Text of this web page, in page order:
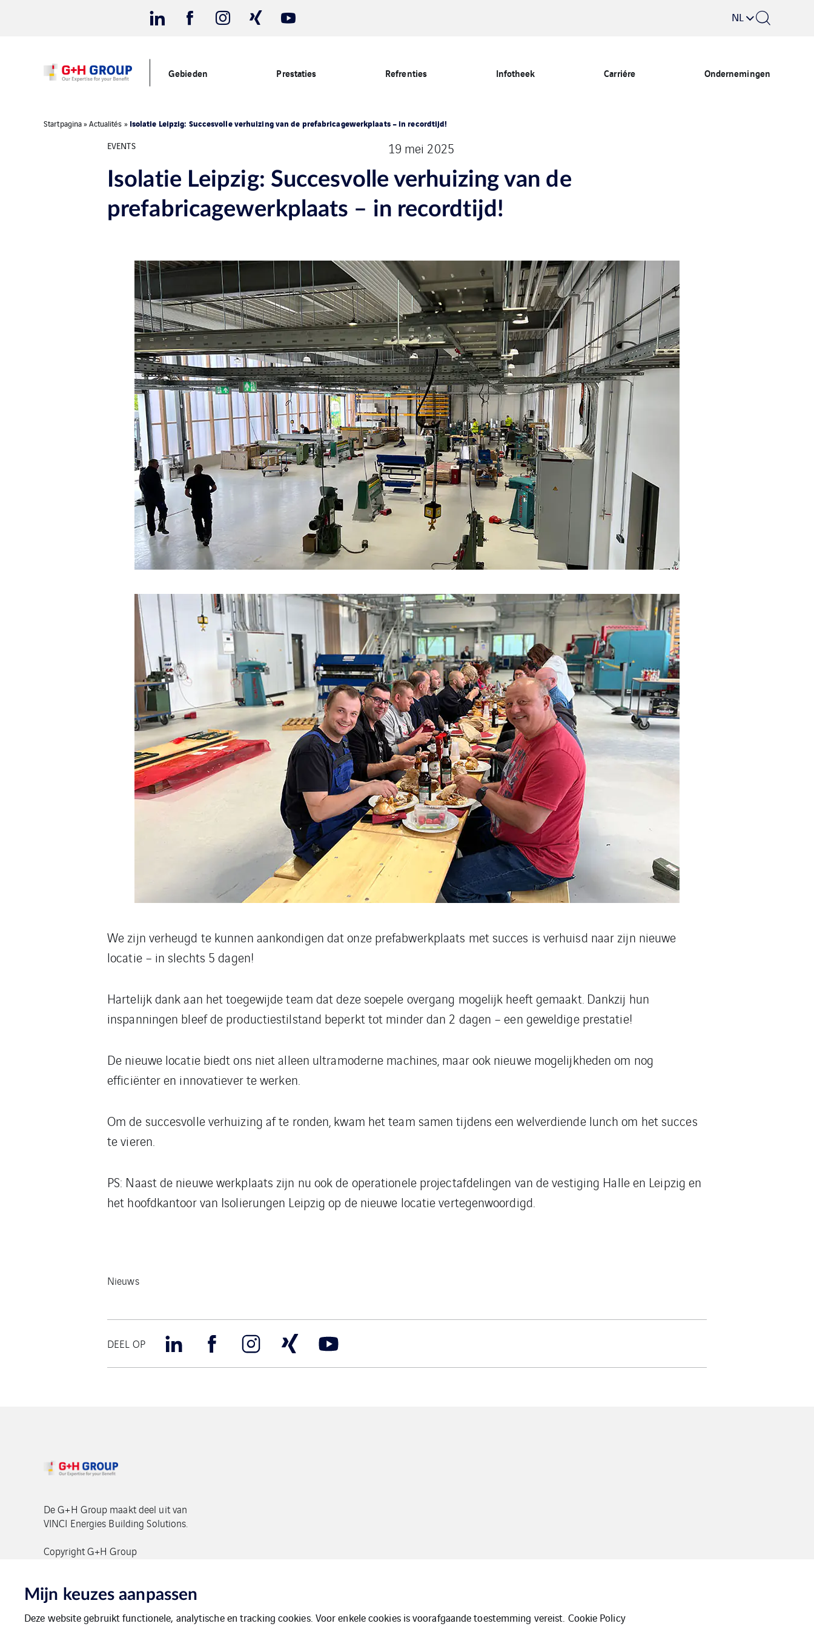
NL
Gebieden Prestaties Refrenties Infotheek Carriére Ondernemingen
Startpagina»Actualités » Isolatie Leipzig: Succesvolle verhuizing van de prefabricagewerkplaats – in recordtijd!
EVENTS
19 mei 2025
Isolatie Leipzig: Succesvolle verhuizing van de
prefabricagewerkplaats – in recordtijd!
We zijn verheugd te kunnen aankondigen dat onze prefabwerkplaats met succes is verhuisd naar zijn nieuwe
locatie – in slechts 5 dagen!
Hartelijk dank aan het toegewijde team dat deze soepele overgang mogelijk heeft gemaakt. Dankzij hun
inspanningen bleef de productiestilstand beperkt tot minder dan 2 dagen – een geweldige prestatie!
De nieuwe locatie biedt ons niet alleen ultramoderne machines, maar ook nieuwe mogelijkheden om nog
efficiënter en innovatiever te werken.
Om de succesvolle verhuizing af te ronden, kwam het team samen tijdens een welverdiende lunch om het succes
te vieren.
PS: Naast de nieuwe werkplaats zijn nu ook de operationele projectafdelingen van de vestiging Halle en Leipzig en
het hoofdkantoor van Isolierungen Leipzig op de nieuwe locatie vertegenwoordigd.
Nieuws
DEEL OP
De G+H Group maakt deel uit van
VINCI Energies Building Solutions.
Copyright G+H Group
Mijn keuzes aanpassen
Deze website gebruikt functionele, analytische en tracking cookies. Voor enkele cookies is voorafgaande toestemming vereist. Cookie Policy